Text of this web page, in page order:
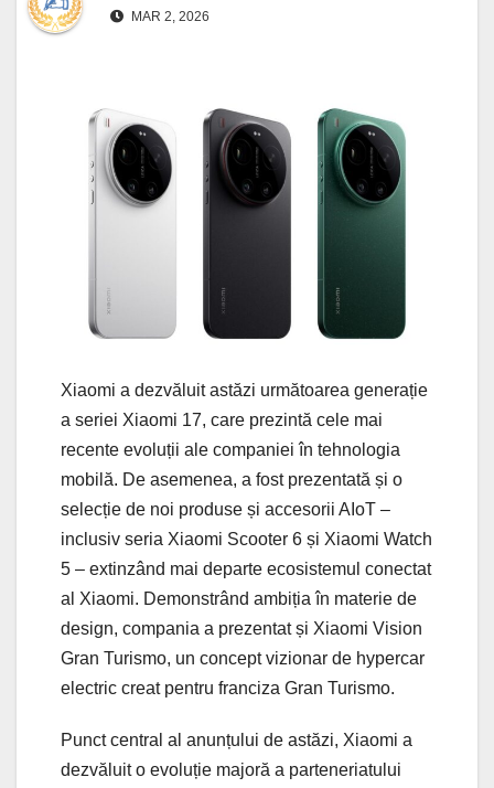
MAR 2, 2026
Xiaomi a dezvăluit astăzi următoarea generație
a seriei Xiaomi 17, care prezintă cele mai
recente evoluții ale companiei în tehnologia
mobilă. De asemenea, a fost prezentată și o
selecție de noi produse și accesorii AIoT –
inclusiv seria Xiaomi Scooter 6 și Xiaomi Watch
5 – extinzând mai departe ecosistemul conectat
al Xiaomi. Demonstrând ambiția în materie de
design, compania a prezentat și Xiaomi Vision
Gran Turismo, un concept vizionar de hypercar
electric creat pentru franciza Gran Turismo.
Punct central al anunțului de astăzi, Xiaomi a
dezvăluit o evoluție majoră a parteneriatului